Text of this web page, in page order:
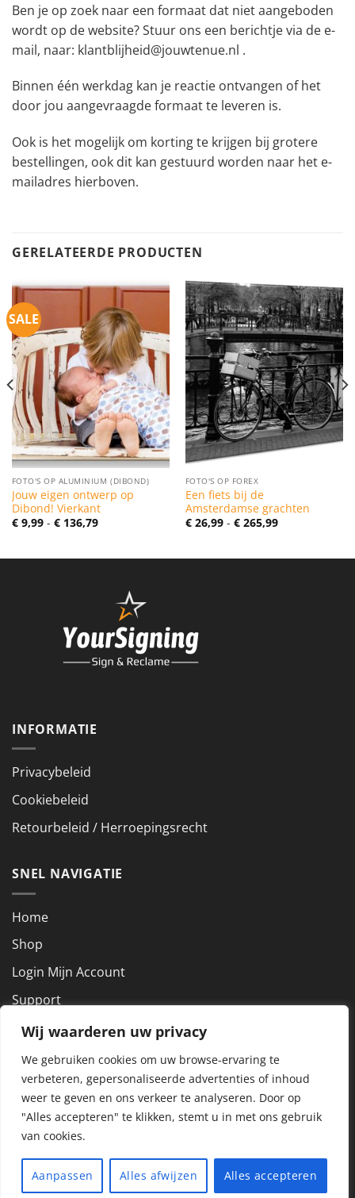
Wij waarderen uw privacy
We gebruiken cookies om uw browse-ervaring te
verbeteren, gepersonaliseerde advertenties of inhoud
weer te geven en ons verkeer te analyseren. Door op
"Alles accepteren" te klikken, stemt u in met ons gebruik
van cookies.
Aanpassen Alles afwijzen Alles accepteren
Ben je op zoek naar een formaat dat niet aangeboden
wordt op de website? Stuur ons een berichtje via de e-
mail, naar: klantblijheid@jouwtenue.nl .
Binnen één werkdag kan je reactie ontvangen of het
door jou aangevraagde formaat te leveren is.
Ook is het mogelijk om korting te krijgen bij grotere
bestellingen, ook dit kan gestuurd worden naar het e-
mailadres hierboven.
GERELATEERDE PRODUCTEN
SALE
FOTO'S OP ALUMINIUM (DIBOND)
Jouw eigen ontwerp op
Dibond! Vierkant
€9,99 - €136,79Prijsklasse:
FOTO'S OP FOREX
Een fiets bij de
Amsterdamse grachten
€26,99 - €265,99Prijsklasse:
INFORMATIE
Privacybeleid
Cookiebeleid
Retourbeleid / Herroepingsrecht
SNEL NAVIGATIE
Home
Shop
Login Mijn Account
Support
NEEM CONTACT OP
KVK nummer: 72927801
BTW nummer: NL859288857B01
Copyright 2026 ©
Alle rechten voorbehouden Dit Aanbod is
voorzien met YourSigning| Realisatie DE ONLINE ZAAK